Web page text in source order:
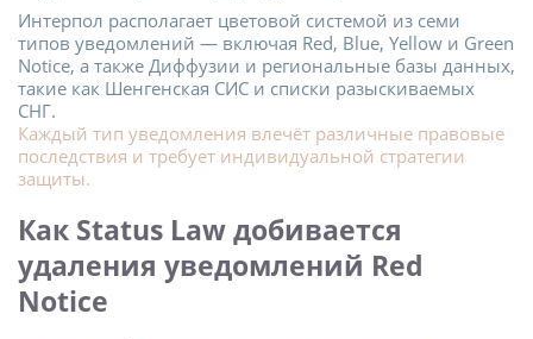
Интерпол располагает цветовой системой из семи
типов уведомлений — включая Red, Blue, Yellow и Green
Notice, а также Диффузии и региональные базы данных,
такие как Шенгенская СИС и списки разыскиваемых
СНГ.
Каждый тип уведомления влечёт различные правовые
последствия и требует индивидуальной стратегии
защиты.
Как Status Law добивается
удаления уведомлений Red
Notice